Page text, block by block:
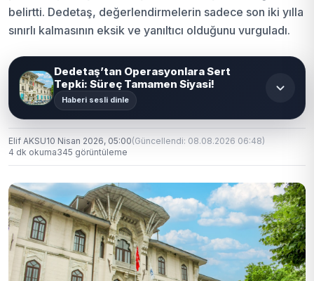
belirtti. Dedetaş, değerlendirmelerin sadece son iki yılla
sınırlı kalmasının eksik ve yanıltıcı olduğunu vurguladı.
Dedetaş’tan Operasyonlara Sert
Tepki: Süreç Tamamen Siyasi!
Haberi sesli dinle
Elif AKSU10 Nisan 2026, 05:00(Güncellendi: 08.08.2026 06:48)
4 dk okuma345 görüntüleme